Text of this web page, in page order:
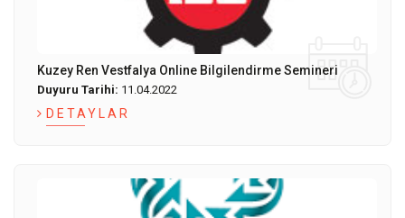
Kuzey Ren Vestfalya Online Bilgilendirme Semineri
Duyuru Tarihi: 11.04.2022
DETAYLAR